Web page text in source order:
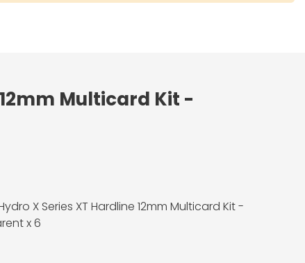
Multicard Kit -
X Series XT Hardline 12mm Multicard Kit -
x 6